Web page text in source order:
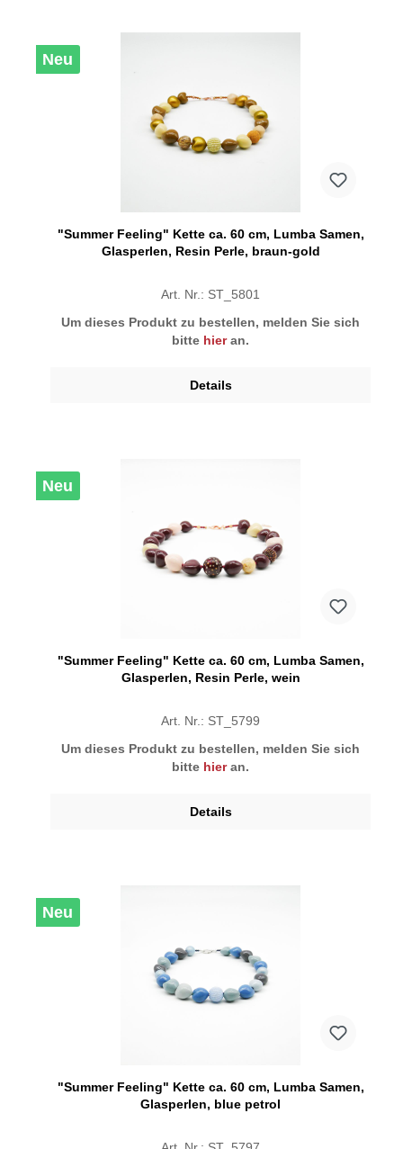
Neu
"Summer Feeling" Kette ca. 60 cm, Lumba Samen,
Glasperlen, Resin Perle, braun-gold
Art. Nr.: ST_5801
Um dieses Produkt zu bestellen, melden Sie sich
bitte hieran.
Details
Neu
"Summer Feeling" Kette ca. 60 cm, Lumba Samen,
Glasperlen, Resin Perle, wein
Art. Nr.: ST_5799
Um dieses Produkt zu bestellen, melden Sie sich
bitte hieran.
Details
Neu
"Summer Feeling" Kette ca. 60 cm, Lumba Samen,
Glasperlen, blue petrol